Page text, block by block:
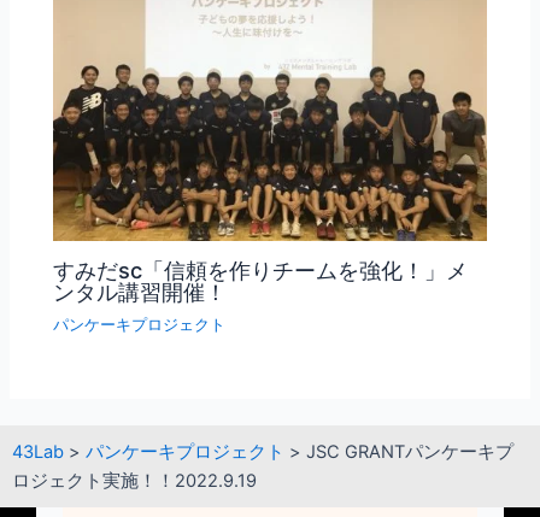
すみだsc「信頼を作りチームを強化！」メ
ンタル講習開催！
パンケーキプロジェクト
43Lab > パンケーキプロジェクト > JSC GRANTパンケーキプ
ロジェクト実施！！2022.9.19